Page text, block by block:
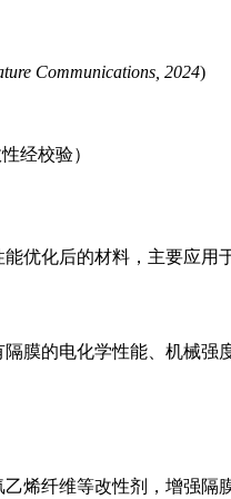
Communications, 2024)
经校验）
优化后的材料，主要应用
膜的电化学性能、机械强
烯纤维等改性剂，增强隔